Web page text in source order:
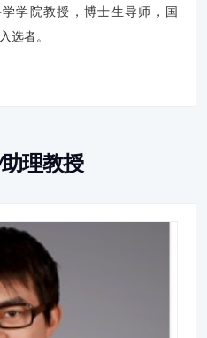
学院教授，博士生导师，国
选者。
理教授